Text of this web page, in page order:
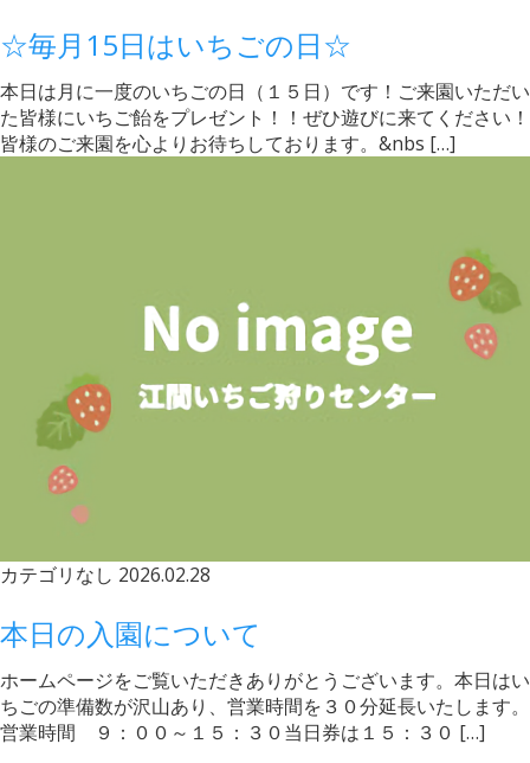
☆毎月15日はいちごの日☆
本日は月に一度のいちごの日（１５日）です！ご来園いただい
た皆様にいちご飴をプレゼント！！ぜひ遊びに来てください！
皆様のご来園を心よりお待ちしております。&nbs […]
カテゴリなし 2026.02.28
本日の入園について
ホームページをご覧いただきありがとうございます。本日はい
ちごの準備数が沢山あり、営業時間を３０分延長いたします。
営業時間 ９：００～１５：３０当日券は１５：３０ […]